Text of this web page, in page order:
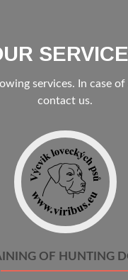
services. In case of
contact us.
OF HUNTING